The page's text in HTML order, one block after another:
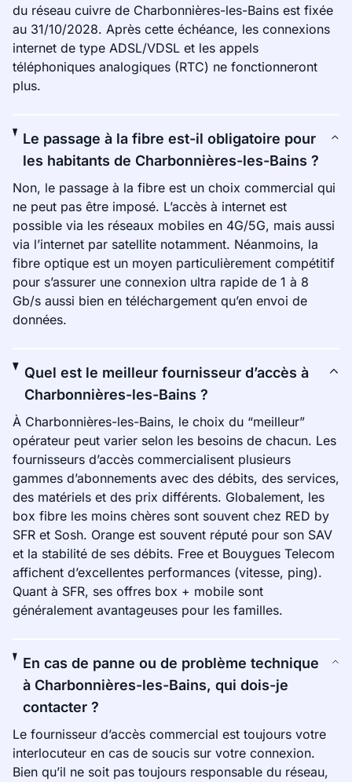
du réseau cuivre de Charbonnières-les-Bains est fixée
au 31/10/2028. Après cette échéance, les connexions
internet de type ADSL/VDSL et les appels
téléphoniques analogiques (RTC) ne fonctionneront
plus.
Le passage à la fibre est-il obligatoire pour
les habitants de Charbonnières-les-Bains ?
Non, le passage à la fibre est un choix commercial qui
ne peut pas être imposé. L’accès à internet est
possible via les réseaux mobiles en 4G/5G, mais aussi
via l’internet par satellite notamment. Néanmoins, la
fibre optique est un moyen particulièrement compétitif
pour s’assurer une connexion ultra rapide de 1 à 8
Gb/s aussi bien en téléchargement qu’en envoi de
données.
Quel est le meilleur fournisseur d’accès à
Charbonnières-les-Bains ?
À Charbonnières-les-Bains, le choix du “meilleur”
opérateur peut varier selon les besoins de chacun. Les
fournisseurs d’accès commercialisent plusieurs
gammes d’abonnements avec des débits, des services,
des matériels et des prix différents. Globalement, les
box fibre les moins chères sont souvent chez RED by
SFR et Sosh. Orange est souvent réputé pour son SAV
et la stabilité de ses débits. Free et Bouygues Telecom
affichent d’excellentes performances (vitesse, ping).
Quant à SFR, ses offres box + mobile sont
généralement avantageuses pour les familles.
En cas de panne ou de problème technique
à Charbonnières-les-Bains, qui dois-je
contacter ?
Le fournisseur d’accès commercial est toujours votre
interlocuteur en cas de soucis sur votre connexion.
Bien qu’il ne soit pas toujours responsable du réseau,